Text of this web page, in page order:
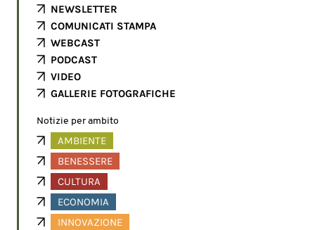
NEWSLETTER
COMUNICATI STAMPA
WEBCAST
PODCAST
VIDEO
GALLERIE FOTOGRAFICHE
Notizie per ambito
AMBIENTE
BENESSERE
CULTURA
ECONOMIA
INNOVAZIONE